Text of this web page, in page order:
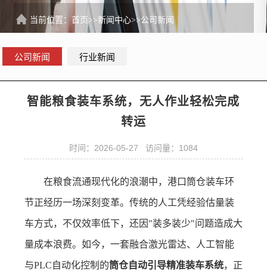
当前位置：首页 >>新闻中心>>公司新闻
公司新闻 行业新闻
智能粮食装车系统，无人作业轻松完成
转运
时间：2026-05-27 访问量：1084
在粮食流通现代化的浪潮中，港口筒仓装车环
节正经历一场深刻变革。传统的人工凭经验估量装
车方式，不仅效率低下，还因"装多装少"问题造成大
量成本浪费。如今，一套融合激光雷达、人工智能
与PLC自动化控制的筒仓自动引导精准装车系统，正